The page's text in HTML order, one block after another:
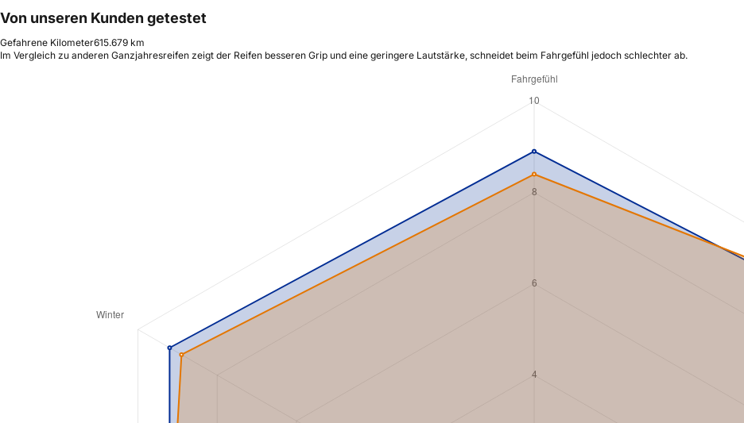
Von unseren Kunden getestet
Gefahrene Kilometer615.679 km
Im Vergleich zu anderen Ganzjahresreifen zeigt der Reifen besseren Grip und eine geringere Lautstärke, schneidet beim Fahrgefühl jedoch schlechter ab.